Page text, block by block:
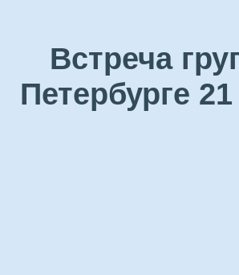
Встреча
Петербурге